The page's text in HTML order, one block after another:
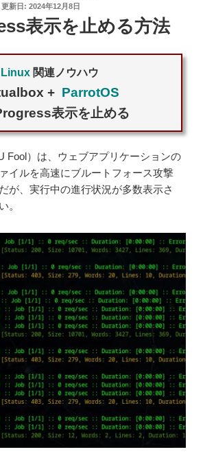
い:
NO_PUBKEY
エ
ラ
の
対
2024年12月8日
表示を止める方法
Linux関連ノウハウ
+ ParrotOS
表示を止める
Fool）は、ウェブアプリケーションの
イルを高速にブルートフォース攻撃
が、実行中の進行状況が多数表示さ
。